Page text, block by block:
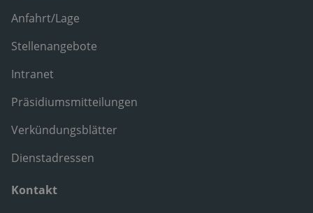
Anfahrt/Lage
Stellenangebote
Intranet
Präsidiumsmitteilungen
Verkündungsblätter
Dienstadressen
Kontakt